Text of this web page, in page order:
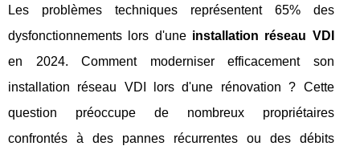
Les problèmes techniques représentent 65% des
dysfonctionnements lors d'une installation réseau VDI
en 2024. Comment moderniser efficacement son
installation réseau VDI lors d'une rénovation ? Cette
question préoccupe de nombreux propriétaires
confrontés à des pannes récurrentes ou des débits